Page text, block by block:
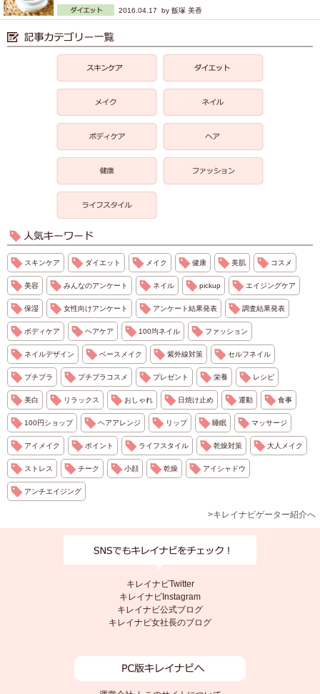
2016.04.17 by 飯塚 美香
スキンケア ダイエット メイク 健康 美肌 コスメ
美容 みんなのアンケート ネイル pickup エイジングケア
保湿 女性向けアンケート アンケート結果発表 調査結果発表
ボディケア ヘアケア 100均ネイル ファッション
ネイルデザイン ベースメイク 紫外線対策 セルフネイル
プチプラ プチプラコスメ プレゼント 栄養 レシピ
美白 リラックス おしゃれ 日焼け止め 運動 食事
100円ショップ ヘアアレンジ リップ 睡眠 マッサージ
アイメイク ポイント ライフスタイル 乾燥対策 大人メイク
ストレス チーク 小顔 乾燥 アイシャドウ
アンチエイジング
>キレイナビゲーター紹介へ
キレイナビTwitter
キレイナビInstagram
キレイナビ公式ブログ
キレイナビ女社長のブログ